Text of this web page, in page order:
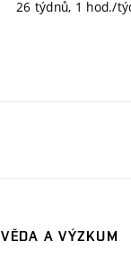
26 týdnů, 1 hod./
VĚDA A VÝZKUM